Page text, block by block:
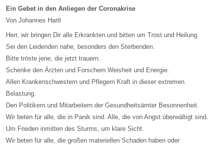
Ein Gebet in den Anliegen der Coronakrise
Von Johannes Hartl
Herr, wir bringen Dir alle Erkrankten und bitten um Trost und Heilung.
Sei den Leidenden nahe, besonders den Sterbenden.
Bitte tröste jene, die jetzt trauern.
Schenke den Ärzten und Forschern Weisheit und Energie.
Allen Krankenschwestern und Pflegern Kraft in dieser extremen
Belastung.
Den Politikern und Mitarbeitern der Gesundheitsämter Besonnenheit.
Wir beten für alle, die in Panik sind. Alle, die von Angst überwältigt sind.
Um Frieden inmitten des Sturms, um klare Sicht.
Wir beten für alle, die großen materiellen Schaden haben oder